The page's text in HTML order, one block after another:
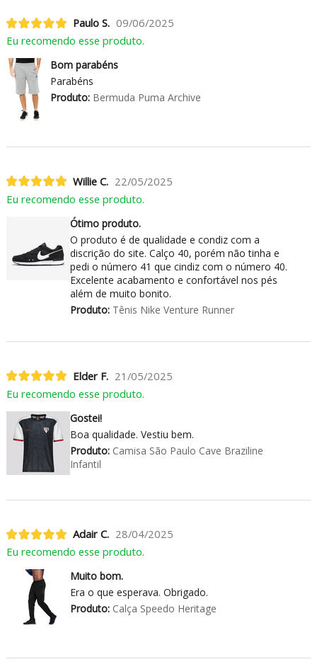
Paulo S. 09/06/2025
Eu recomendo esse produto.
Bom parabéns
Parabéns
Produto:Bermuda Puma Archive
Willie C. 22/05/2025
Eu recomendo esse produto.
Ótimo produto.
O produto é de qualidade e condiz com a
discrição do site. Calço 40, porém não tinha e
pedi o número 41 que cindiz com o número 40.
Excelente acabamento e confortável nos pés
além de muito bonito.
Produto:Tênis Nike Venture Runner
Elder F. 21/05/2025
Eu recomendo esse produto.
Gostei!
Boa qualidade. Vestiu bem.
Produto:Camisa São Paulo Cave Braziline
Infantil
Adair C. 28/04/2025
Eu recomendo esse produto.
Muito bom.
Era o que esperava. Obrigado.
Produto:Calça Speedo Heritage